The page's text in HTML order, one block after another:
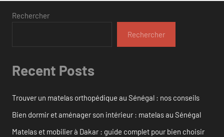
Rechercher
Rechercher
Recent Posts
Trouver un matelas orthopédique au Sénégal : nos conseils
Bien dormir et aménager son intérieur : matelas au Sénégal
Matelas et mobilier à Dakar : guide complet pour bien choisir